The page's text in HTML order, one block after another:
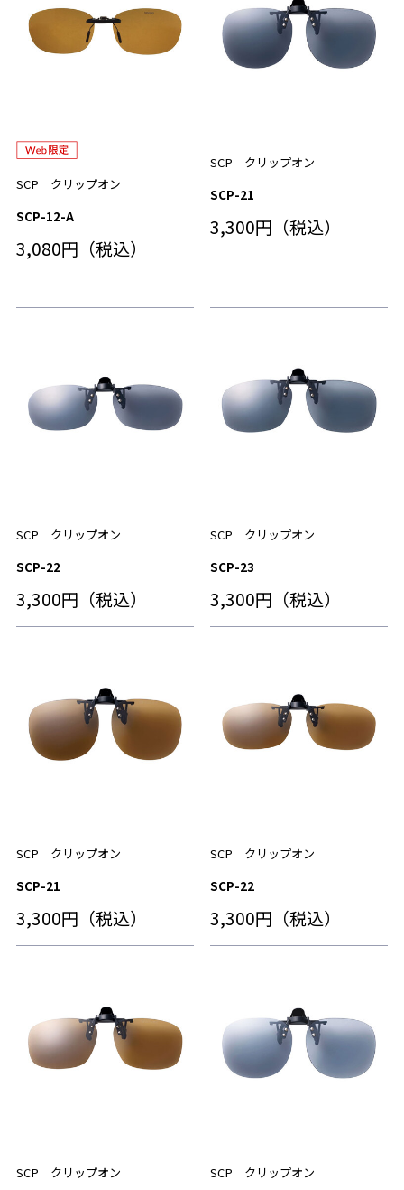
SCP クリップオン
SCP-12-A
3,080円（税込）
SCP クリップオン
SCP-21
3,300円（税込）
SCP クリップオン
SCP-22
3,300円（税込）
SCP クリップオン
SCP-23
3,300円（税込）
SCP クリップオン
SCP-21
3,300円（税込）
SCP クリップオン
SCP-22
3,300円（税込）
SCP クリップオン
SCP クリップオン